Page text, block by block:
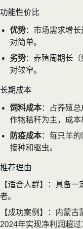
功能性价比
优势：市场需求增
对简单。
劣势：养殖周期长
对较窄。
长期成本
饲料成本：占养殖
作物秸秆为主，成本
防疫成本：每只羊
接种和驱虫。
推荐理由
【适合人群】：具备
者。
【成功案例】：内蒙
2024年实现净利润超过